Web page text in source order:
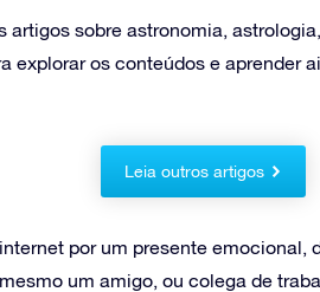
artigos sobre astronomia,
explorar os conteúdos e aprender
Leia outros artigos
por um presente emocional,
um amigo, ou colega de